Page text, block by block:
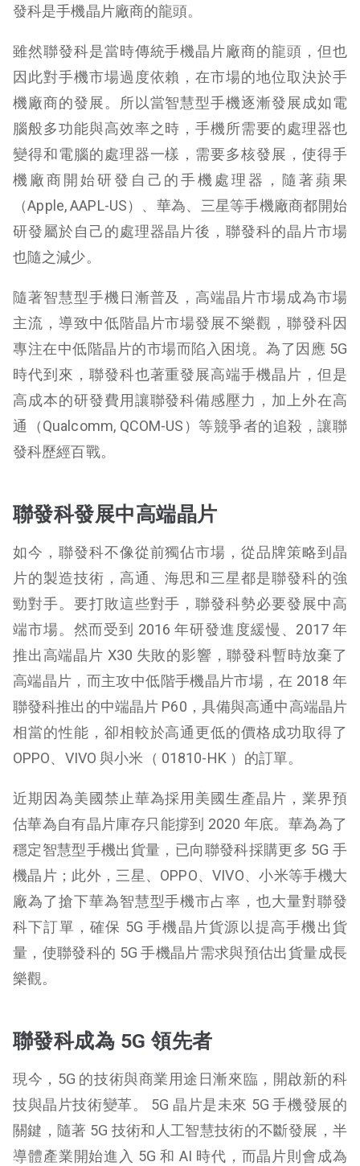
發科是手機晶片廠商的龍頭。
雖然聯發科是當時傳統手機晶片廠商的龍頭，但也
因此對手機市場過度依賴，在市場的地位取決於手
機廠商的發展。所以當智慧型手機逐漸發展成如電
腦般多功能與高效率之時，手機所需要的處理器也
變得和電腦的處理器一樣，需要多核發展，使得手
機廠商開始研發自己的手機處理器，隨著蘋果
（Apple, AAPL-US）、華為、三星等手機廠商都開始
研發屬於自己的處理器晶片後，聯發科的晶片市場
也隨之減少。
隨著智慧型手機日漸普及，高端晶片市場成為市場
主流，導致中低階晶片市場發展不樂觀，聯發科因
專注在中低階晶片的市場而陷入困境。為了因應 5G
時代到來，聯發科也著重發展高端手機晶片，但是
高成本的研發費用讓聯發科備感壓力，加上外在高
通（Qualcomm, QCOM-US）等競爭者的追殺，讓聯
發科歷經百戰。
聯發科發展中高端晶片
如今，聯發科不像從前獨佔市場，從品牌策略到晶
片的製造技術，高通、海思和三星都是聯發科的強
勁對手。要打敗這些對手，聯發科勢必要發展中高
端市場。然而受到 2016 年研發進度緩慢、2017 年
推出高端晶片 X30 失敗的影響，聯發科暫時放棄了
高端晶片，而主攻中低階手機晶片市場，在 2018 年
聯發科推出的中端晶片 P60，具備與高通中高端晶片
相當的性能，卻相較於高通更低的價格成功取得了
OPPO、VIVO 與小米（ 01810-HK ）的訂單。
近期因為美國禁止華為採用美國生產晶片，業界預
估華為自有晶片庫存只能撐到 2020 年底。華為為了
穩定智慧型手機出貨量，已向聯發科採購更多 5G 手
機晶片；此外，三星、OPPO、VIVO、小米等手機大
廠為了搶下華為智慧型手機市占率，也大量對聯發
科下訂單，確保 5G 手機晶片貨源以提高手機出貨
量，使聯發科的 5G 手機晶片需求與預估出貨量成長
樂觀。
聯發科成為 5G 領先者
現今，5G 的技術與商業用途日漸來臨，開啟新的科
技與晶片技術變革。 5G 晶片是未來 5G 手機發展的
關鍵，隨著 5G 技術和人工智慧技術的不斷發展，半
導體產業開始進入 5G 和 AI 時代，而晶片則會成為